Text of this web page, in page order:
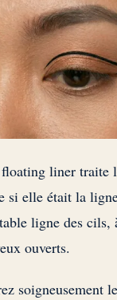
liner traite
si elle était la
ligne des
ouverts.
soigneusement